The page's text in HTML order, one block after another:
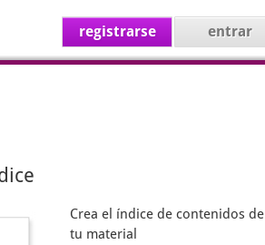
registrarse entrar
Crea el índice de contenidos de
tu material